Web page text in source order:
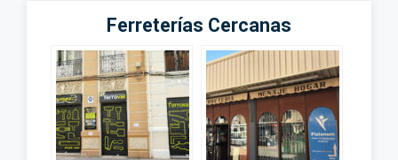
Ferreterías Cercanas